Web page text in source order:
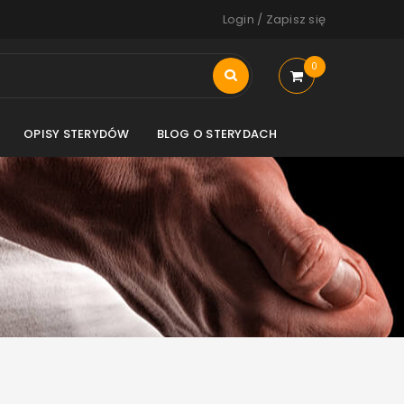
Login / Zapisz się
0
OPISY STERYDÓW BLOG O STERYDACH